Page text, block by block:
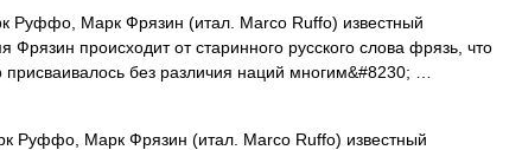
Марк Фрязин (итал. Marco Ruffo) известный
Фрязин происходит от старинного русского слова фрязь, что
без различия наций многим&#8230; …
Марк Фрязин (итал. Marco Ruffo) известный